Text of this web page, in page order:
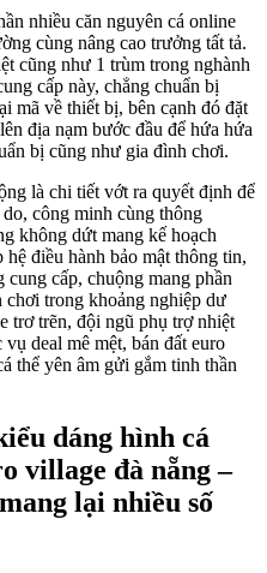
nhiều căn nguyên cá online
cùng nâng cao trưởng tất tả.
cũng như 1 trùm trong nghành
cấp này, chẳng chuẩn bị
mã về thiết bị, bên cạnh đó đặt
địa nạm bước đầu để hứa hứa
bị cũng như gia đình chơi.
là chi tiết vớt ra quyết định để
công minh cùng thông
không dứt mang kế hoạch
điều hành bảo mật thông tin,
cấp, chuộng mang phần
chơi trong khoảng nghiệp dư
trơ trẽn, đội ngũ phụ trợ nhiệt
deal mê mệt, bán đất euro
thể yên âm gửi gắm tinh thần
dáng hình cá
village đà nẵng –
lại nhiều số